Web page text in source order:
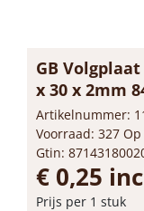
GB
x 30 x 2mm
Artikelnummer:
Voorraad: 327
Gtin:
€ 0,25
Prijs per 1 stuk